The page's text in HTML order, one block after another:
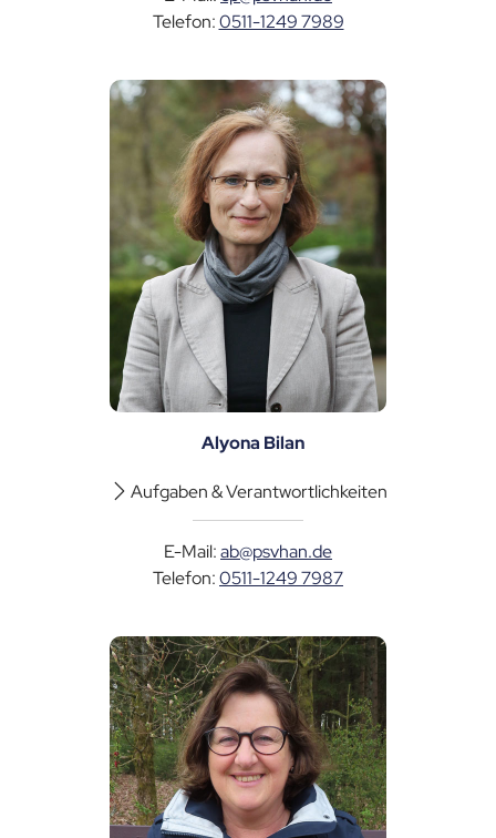
Telefon:0511-1249 7989
Alyona Bilan
Aufgaben & Verantwortlichkeiten
E-Mail:ab@psvhan.de
Telefon:0511-1249 7987